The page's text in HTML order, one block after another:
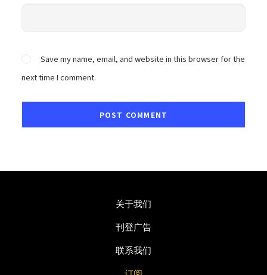
Save my name, email, and website in this browser for the
next time I comment.
关于我们
刊登广告
联系我们